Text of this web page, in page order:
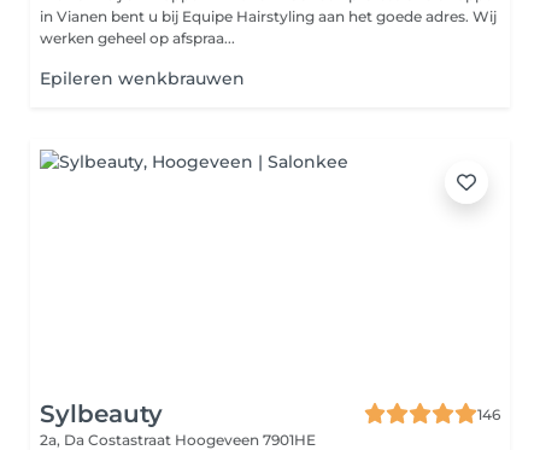
in Vianen bent u bij Equipe Hairstyling aan het goede adres. Wij
werken geheel op afspraa...
Epileren wenkbrauwen
Sylbeauty
146
2a, Da Costastraat Hoogeveen 7901HE